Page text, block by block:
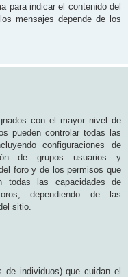
para indicar el contenido del
mensajes depende de los
con el mayor nivel de
pueden controlar todas las
configuraciones de
de grupos usuarios y
foro y de los permisos que
todas las capacidades de
dependiendo de las
sitio.
de individuos) que cuidan el